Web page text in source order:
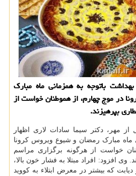
باتوجه به همزمانی ماه مبارک
در موج چهارم، از هموطنان خواست از
بپرهیزند.
مهر، دکتر سیما سادات لاری اظهار
ماه مبارک رمضان و شیوع ویروس کرونا
خواست از هرگونه برگزاری مراسم
وی افزود: افراد مبتلا به فشار خون بالا،
که بیشتر در معرض ابتلاء به کووید